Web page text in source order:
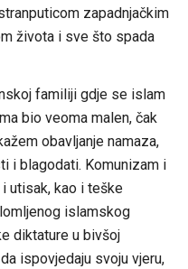
zapadnjačkim
života i sve što spada
familiji gdje se islam
bio veoma malen, čak
obavljanje namaza,
i blagodati. Komunizam i
utisak, kao i teške
islamskog
diktature u bivšoj
ispovjedaju svoju vjeru,